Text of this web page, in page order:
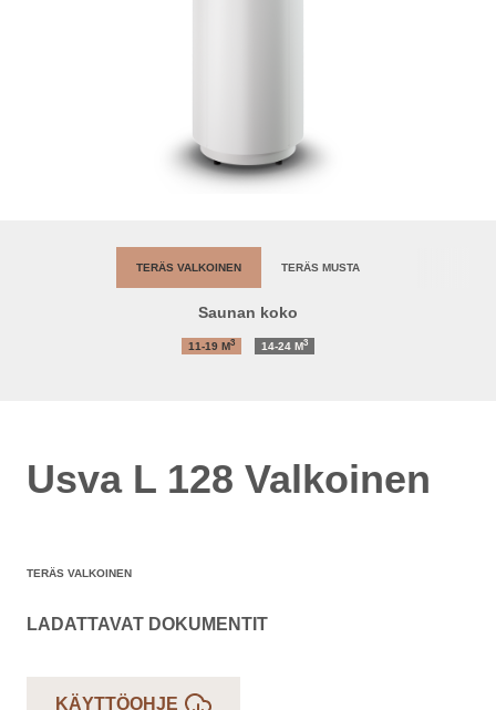
TERÄS VALKOINEN TERÄS MUSTA
Saunan koko
11-19 M3 14-24 M3
Usva L 128 Valkoinen
TERÄS VALKOINEN
LADATTAVAT DOKUMENTIT
KÄYTTÖOHJE